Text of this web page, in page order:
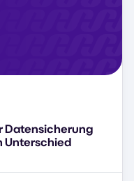
Datensicherung
Unterschied